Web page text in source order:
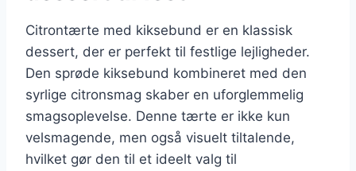
Citrontærte med kiksebund er en klassisk
dessert, der er perfekt til festlige lejligheder.
Den sprøde kiksebund kombineret med den
syrlige citronsmag skaber en uforglemmelig
smagsoplevelse. Denne tærte er ikke kun
velsmagende, men også visuelt tiltalende,
hvilket gør den til et ideelt valg til